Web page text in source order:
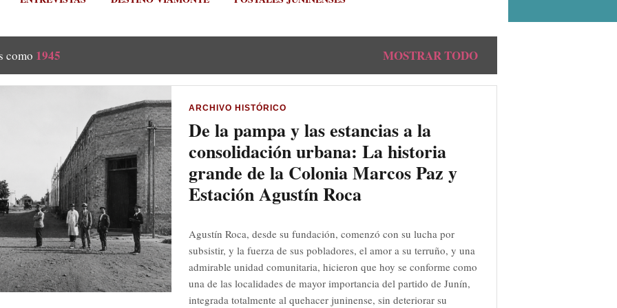
como 1945 MOSTRAR TODO
ARCHIVO HISTÓRICO
De la pampa y las estancias a la
consolidación urbana: La historia
grande de la Colonia Marcos Paz y
Estación Agustín Roca
Agustín Roca, desde su fundación, comenzó con su lucha por
subsistir, y la fuerza de sus pobladores, el amor a su terruño, y una
admirable unidad comunitaria, hicieron que hoy se conforme como
una de las localidades de mayor importancia del partido de Junín,
integrada totalmente al quehacer juninense, sin deteriorar su